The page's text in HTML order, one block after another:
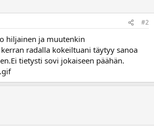
#2
hiljainen ja muutenkin
radalla kokeiltuani täytyy sanoa
tietysti sovi jokaiseen päähän.